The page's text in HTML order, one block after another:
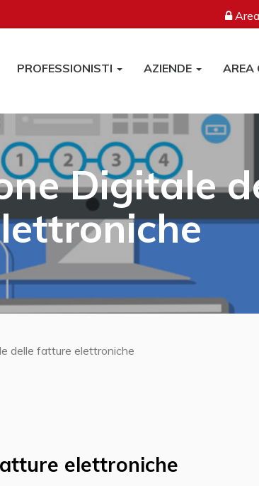
PROFESSIONISTI AZIENDE AREA
Digitale
delle fatture elettroniche
elettroniche